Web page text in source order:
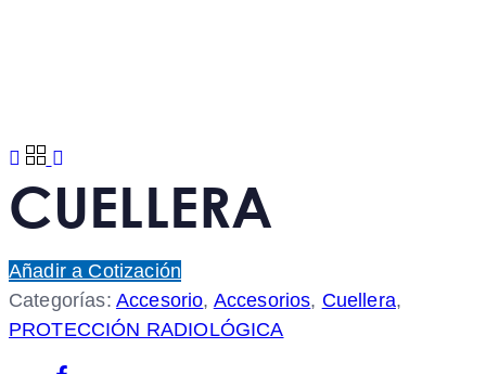
CUELLERA
Añadir a Cotización
Categorías: Accesorio, Accesorios, Cuellera,
PROTECCIÓN RADIOLÓGICA